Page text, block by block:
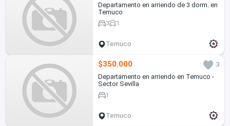
Departamento en arriendo de 3 dorm. en
Temuco
3 1
Temuco
$350.000
3
Departamento en arriendo en Temuco -
Sector Sevilla
1
Temuco